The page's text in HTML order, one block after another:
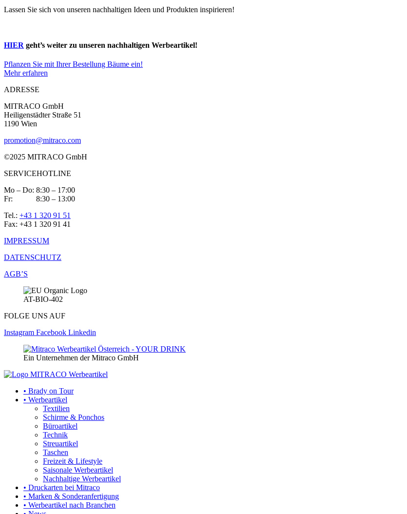
Lassen Sie sich von unseren nachhaltigen Ideen und Produkten inspirieren!
HIER geht’s weiter zu unseren nachhaltigen Werbeartikel!
Pflanzen Sie mit Ihrer Bestellung Bäume ein!
Mehr erfahren
ADRESSE
MITRACO GmbH
Heiligenstädter Straße 51
1190 Wien
promotion@mitraco.com
©2025 MITRACO GmbH
SERVICEHOTLINE
Mo – Do: 8:30 – 17:00
Fr: 8:30 – 13:00
Tel.: +43 1 320 91 51
Fax: +43 1 320 91 41
IMPRESSUM
DATENSCHUTZ
AGB’S
AT-BIO-402
FOLGE UNS AUF
Instagram Facebook Linkedin
Ein Unternehmen der Mitraco GmbH
• Brady on Tour
• Werbeartikel
Textilien
Schirme & Ponchos
Büroartikel
Technik
Streuartikel
Taschen
Freizeit & Lifestyle
Saisonale Werbeartikel
Nachhaltige Werbeartikel
• Druckarten bei Mitraco
• Marken & Sonderanfertigung
• Werbeartikel nach Branchen